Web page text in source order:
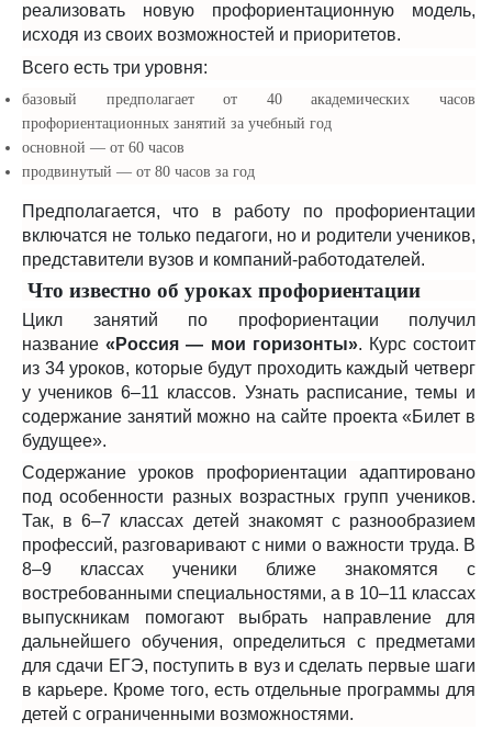
реализовать новую профориентационную модель,
исходя из своих возможностей и приоритетов.
Всего есть три уровня:
базовый предполагает от 40 академических часов
профориентационных занятий за учебный год
основной — от 60 часов
продвинутый — от 80 часов за год
Предполагается, что в работу по профориентации
включатся не только педагоги, но и родители учеников,
представители вузов и компаний-работодателей.
Что известно об уроках профориентации
Цикл занятий по профориентации получил
название«Россия — мои горизонты». Курс состоит
из 34 уроков, которые будут проходить каждый четверг
у учеников 6–11 классов. Узнать расписание, темы и
содержание занятий можно на сайте проекта«Билет в
будущее».
Содержание уроков профориентации адаптировано
под особенности разных возрастных групп учеников.
Так, в 6–7 классах детей знакомят с разнообразием
профессий, разговаривают с ними о важности труда. В
8–9 классах ученики ближе знакомятся с
востребованными специальностями, а в 10–11 классах
выпускникам помогают выбрать направление для
дальнейшего обучения, определиться с предметами
для сдачи ЕГЭ, поступить в вуз и сделать первые шаги
в карьере. Кроме того, есть отдельные программы для
детей с ограниченными возможностями.